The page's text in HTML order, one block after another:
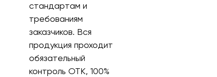
стандартам и
требованиям
заказчиков. Вся
продукция проходит
обязательный
контроль ОТК, 100%